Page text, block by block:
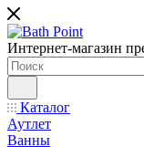
Интернет-магазин
Каталог
Аутлет
Ванны